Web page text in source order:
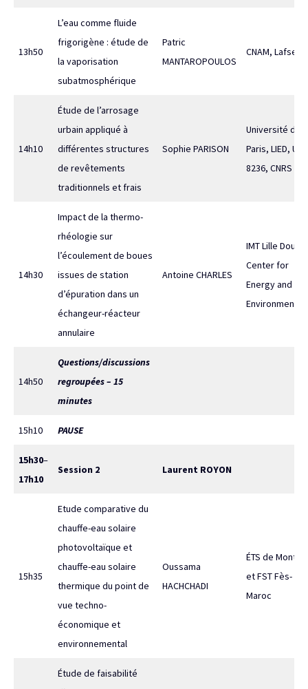
13h50
L’eau comme fluide
frigorigène : étude de
la vaporisation
subatmosphérique
Patric
MANTAROPOULOS
CNAM, Lafset
14h10
Étude de l’arrosage
urbain appliqué à
différentes structures
de revêtements
traditionnels et frais
Sophie PARISON
Université de
Paris, LIED,
8236, CNRS
14h30
Impact de la thermo-
rhéologie sur
l’écoulement de boues
issues de station
d’épuration dans un
échangeur-réacteur
annulaire
Antoine CHARLES
IMT Lille Douai,
Center for
Energy and
Environment
14h50
Questions/discussions
regroupées – 15
minutes
15h10 PAUSE
15h30–
17h10
Session 2 Laurent ROYON
15h35
Etude comparative du
chauffe-eau solaire
photovoltaïque et
chauffe-eau solaire
thermique du point de
vue techno-
économique et
environnemental
Oussama
HACHCHADI
ÉTS de
et FST Fès-
Maroc
Étude de faisabilité